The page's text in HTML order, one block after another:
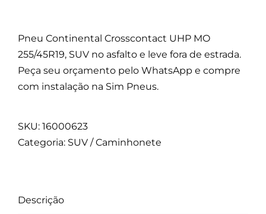
Pneu Continental Crosscontact UHP MO
255/45R19, SUV no asfalto e leve fora de estrada.
Peça seu orçamento pelo WhatsApp e compre
com instalação na Sim Pneus.
SKU: 16000623
Categoria: SUV / Caminhonete
Descrição